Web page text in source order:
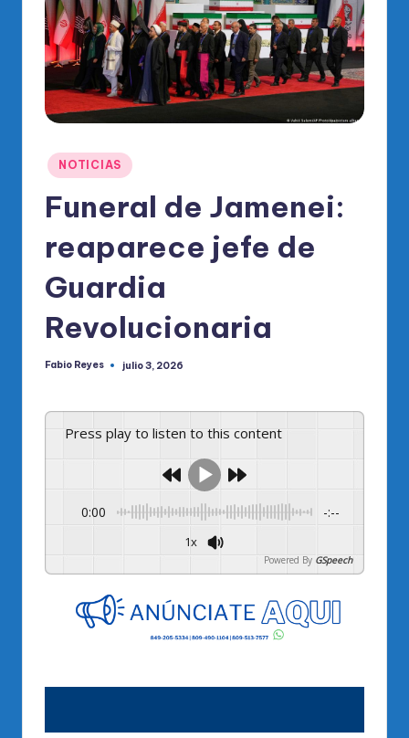
di
o
O
al
el
R
M
Publicado
en
NOTICIAS
Funeral de Jamenei:
reaparece jefe de
Guardia
Revolucionaria
Publicado
Fabio Reyes julio 3, 2026
Press play to listen to this content
0:00 -:--
1x
Powered By GSpeech